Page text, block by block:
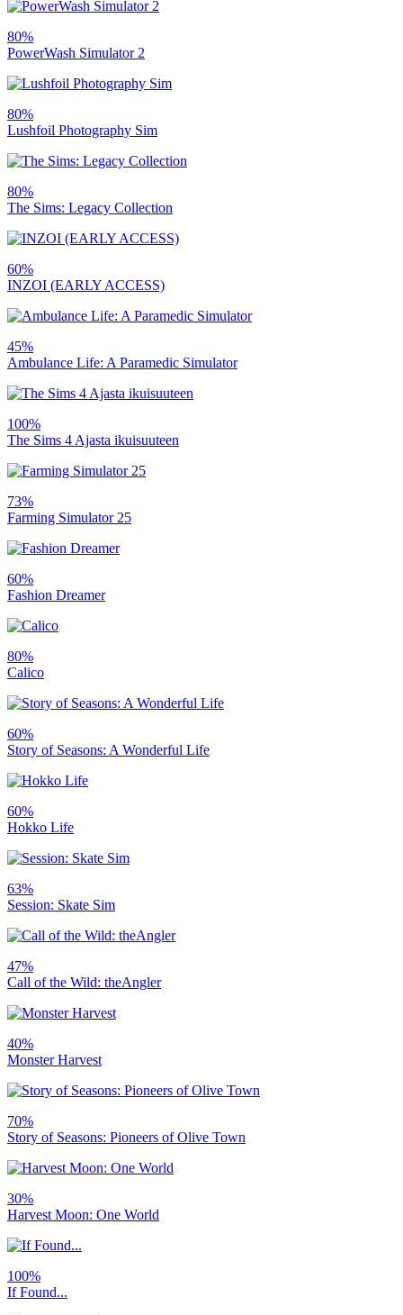
80%
PowerWash Simulator 2
80%
Lushfoil Photography Sim
80%
The Sims: Legacy Collection
60%
INZOI (EARLY ACCESS)
45%
Ambulance Life: A Paramedic Simulator
100%
The Sims 4 Ajasta ikuisuuteen
73%
Farming Simulator 25
60%
Fashion Dreamer
80%
Calico
60%
Story of Seasons: A Wonderful Life
60%
Hokko Life
63%
Session: Skate Sim
47%
Call of the Wild: theAngler
40%
Monster Harvest
70%
Story of Seasons: Pioneers of Olive Town
30%
Harvest Moon: One World
100%
If Found...